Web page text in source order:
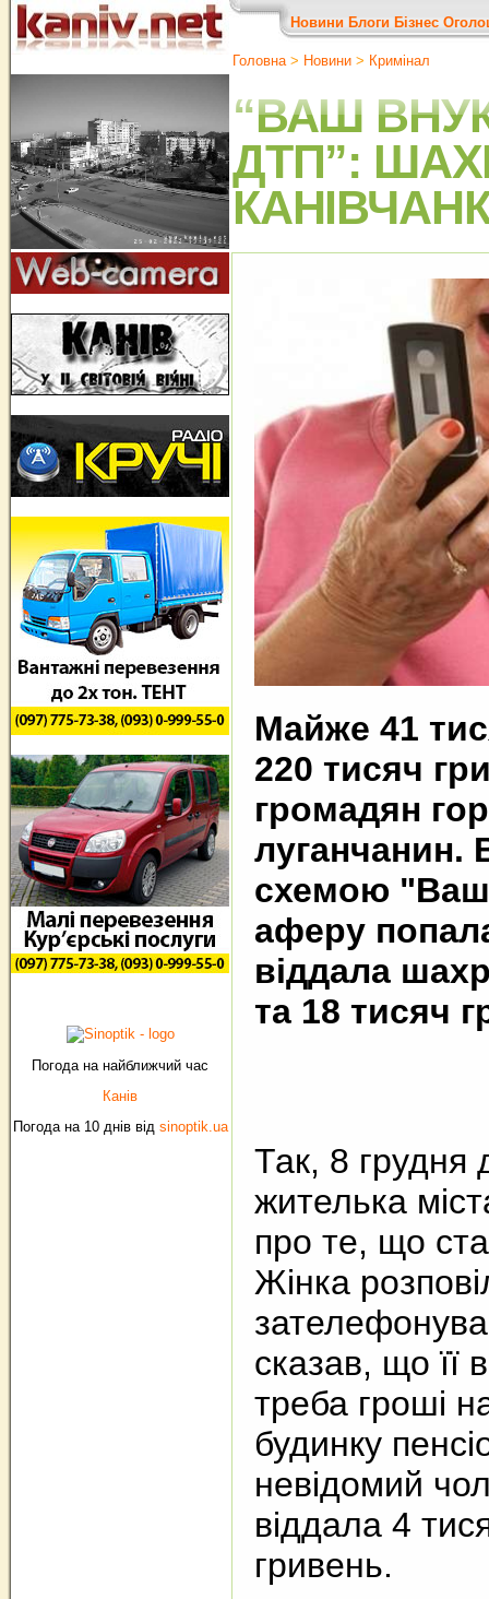
Погода на найближчий час
Канів
Погода на 10 днів від sinoptik.ua
Новини Блоги Бізнес
Головна> Новини > Кримінал
“ВАШ
ДТП”:
Майже 41
220 тисяч
громадян
луганчанин.
схемою "Ваш
аферу
віддала
та 18 тисяч
Так, 8 грудня
жителька
про те, що
Жінка
сказав, що її
треба гроші
будинку
невідомий
віддала 4
гривень.